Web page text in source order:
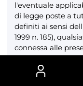
l'eventuale
di legge poste a
definiti ai sensi
1999 n. 185),
connessa alle
devoluta alla
Firenze.